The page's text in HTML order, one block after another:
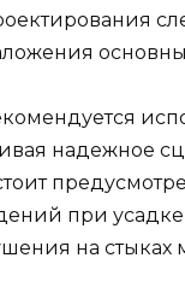
надежное
при
на